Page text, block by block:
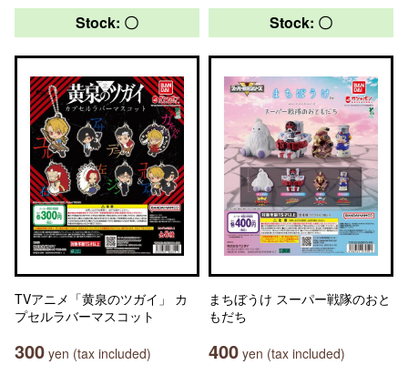
Stock: 〇
TVアニメ「黄泉のツガイ」 カ
プセルラバーマスコット
300 yen (tax included)
Stock: 〇
まちぼうけ スーパー戦隊のおと
もだち
400 yen (tax included)